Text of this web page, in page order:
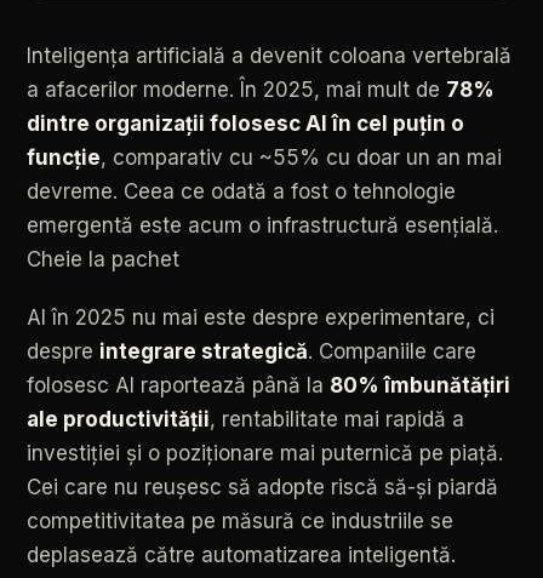
Inteligența artificială a devenit coloana vertebrală
a afacerilor moderne. În 2025, mai mult de 78%
dintre organizații folosesc AI în cel puțin o
funcție, comparativ cu ~55% cu doar un an mai
devreme. Ceea ce odată a fost o tehnologie
emergentă este acum o infrastructură esențială.
Cheie la pachet
AI în 2025 nu mai este despre experimentare, ci
despre integrare strategică. Companiile care
folosesc AI raportează până la 80% îmbunătățiri
ale productivității, rentabilitate mai rapidă a
investiției și o poziționare mai puternică pe piață.
Cei care nu reușesc să adopte riscă să-și piardă
competitivitatea pe măsură ce industriile se
deplasează către automatizarea inteligentă.